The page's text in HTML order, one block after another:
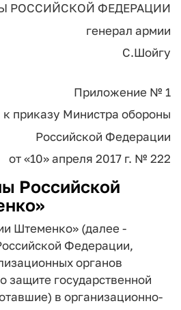
РОССИЙСКОЙ ФЕДЕРАЦИИ
генерал армии
С.Шойгу
Приложение № 1
к приказу Министра обороны
Российской Федерации
от «10» апреля 2017 г. № 222
Российской
Штеменко» (далее -
Федерации,
органов
государственной
в организационно-